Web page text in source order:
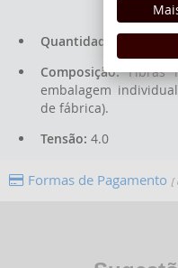
Quantidade de
Composição:Fibras
embalagem
de fábrica).
Tensão: 4.0
Formas de Pagamento [